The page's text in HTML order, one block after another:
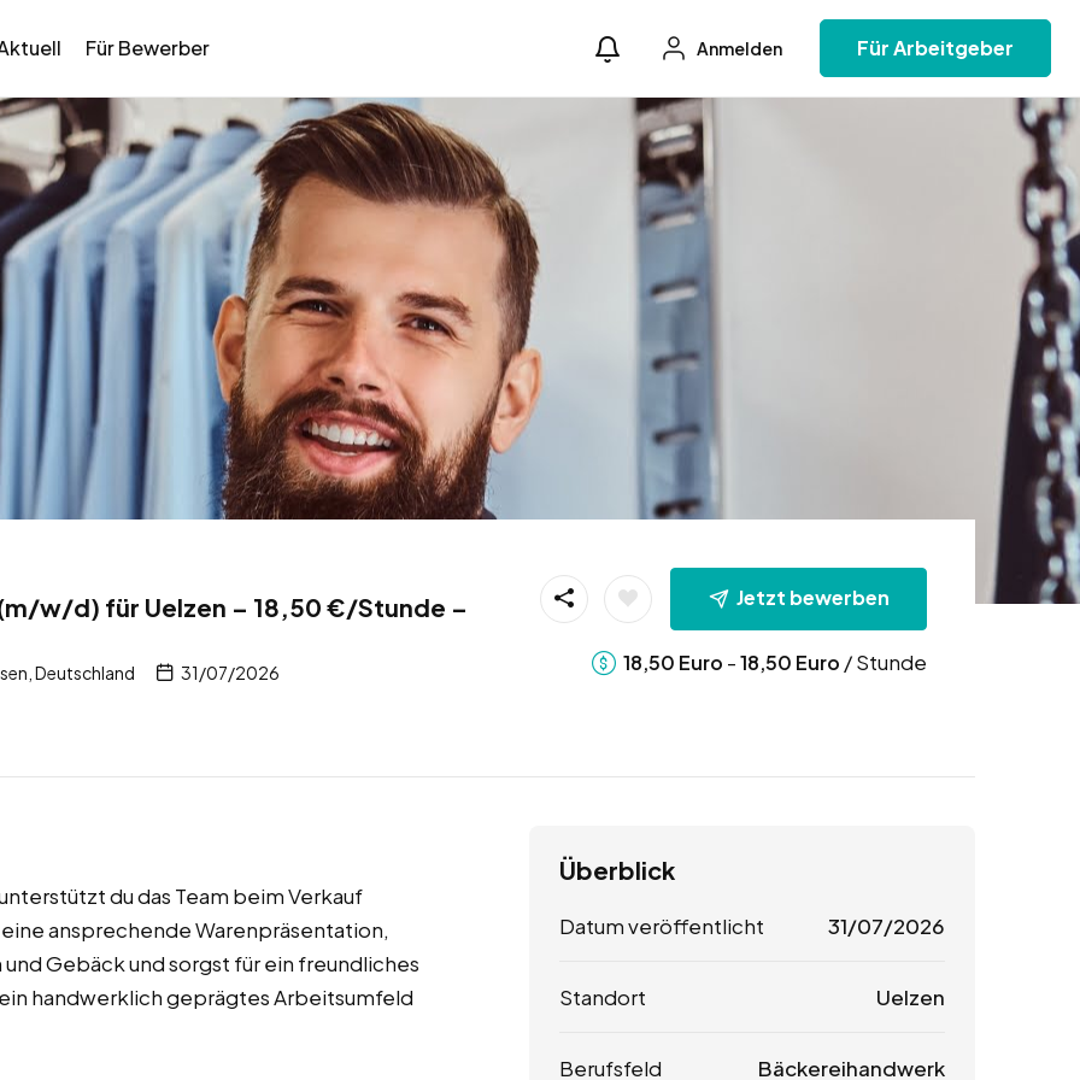
Für Bewerber Anmelden Für Arbeitgeber
w/d) für Uelzen – 18,50 €/Stunde –
Deutschland 31/07/2026
Jetzt bewerben
18,50 Euro -18,50 Euro / Stunde
du das Team beim Verkauf
ansprechende Warenpräsentation,
Gebäck und sorgst für ein freundliches
handwerklich geprägtes Arbeitsumfeld
Überblick
Datum veröffentlicht 31/07/2026
Standort Uelzen
Berufsfeld Bäckereihandwerk